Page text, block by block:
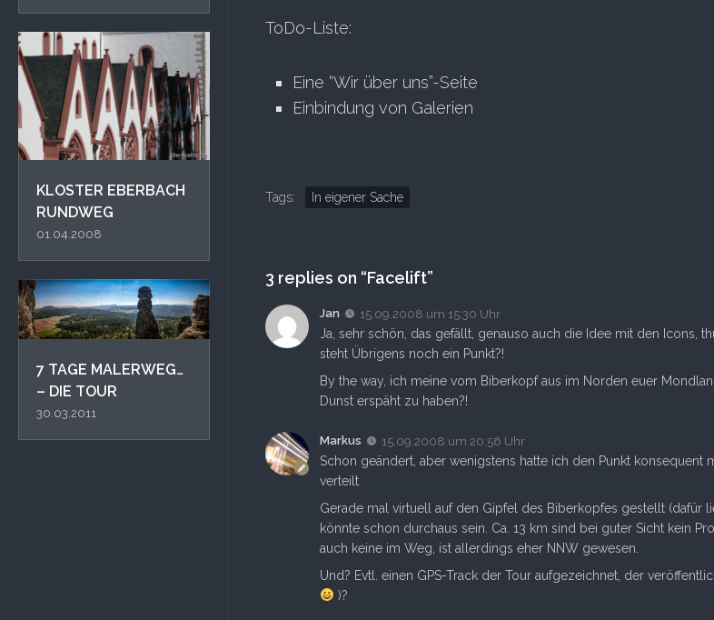
KLOSTER EBERBACH
RUNDWEG
01.04.2008
7 TAGE MALERWEG…
– DIE TOUR
30.03.2011
ToDo-Liste:
Eine “Wir über uns”-Seite
Einbindung von Galerien
Tags: In eigener Sache
3 replies on “Facelift”
Jan 15.09.2008 um 15:30 Uhr
Ja, sehr schön, das gefällt, genauso auch die Idee mit den Icons,
steht Übrigens noch ein Punkt?!
By the way, ich meine vom Biberkopf aus im Norden euer
Dunst erspäht zu haben?!
Markus 15.09.2008 um 20:56 Uhr
Schon geändert, aber wenigstens hatte ich den Punkt konsequent
verteilt
Gerade mal virtuell auf den Gipfel des Biberkopfes gestellt (dafür
könnte schon durchaus sein. Ca. 13 km sind bei guter Sicht kein
auch keine im Weg, ist allerdings eher NNW gewesen.
Und? Evtl. einen GPS-Track der Tour aufgezeichnet, der
)?